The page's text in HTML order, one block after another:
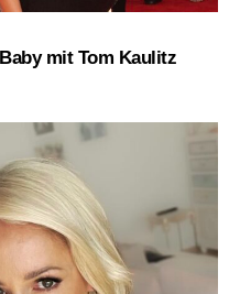
mit Tom Kaulitz